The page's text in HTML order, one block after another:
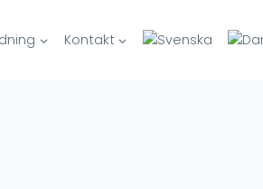
Kontakt